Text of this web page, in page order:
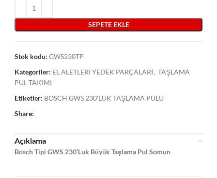
SEPETE EKLE
Stok kodu: GWS230TP
Kategoriler: EL ALETLERİ YEDEK PARÇALARI , TAŞLAMA
PUL TAKIMI
Etiketler: BOSCH GWS 230'LUK TAŞLAMA PULU
Share:
Açıklama
Bosch Tipi GWS 230’Luk Büyük Taşlama Pul Somun